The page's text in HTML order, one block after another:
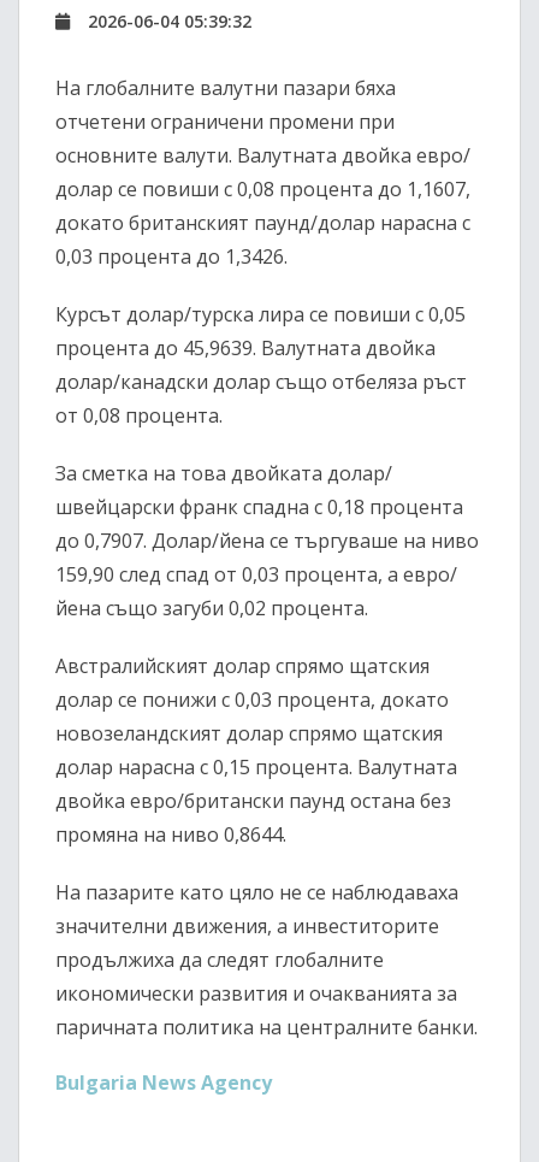
2026-06-04 05:39:32
На глобалните валутни пазари бяха
отчетени ограничени промени при
основните валути. Валутната двойка евро/
долар се повиши с 0,08 процента до 1,1607,
докато британският паунд/долар нарасна с
0,03 процента до 1,3426.
Курсът долар/турска лира се повиши с 0,05
процента до 45,9639. Валутната двойка
долар/канадски долар също отбеляза ръст
от 0,08 процента.
За сметка на това двойката долар/
швейцарски франк спадна с 0,18 процента
до 0,7907. Долар/йена се търгуваше на ниво
159,90 след спад от 0,03 процента, а евро/
йена също загуби 0,02 процента.
Австралийският долар спрямо щатския
долар се понижи с 0,03 процента, докато
новозеландският долар спрямо щатския
долар нарасна с 0,15 процента. Валутната
двойка евро/британски паунд остана без
промяна на ниво 0,8644.
На пазарите като цяло не се наблюдаваха
значителни движения, а инвеститорите
продължиха да следят глобалните
икономически развития и очакванията за
паричната политика на централните банки.
Bulgaria News Agency